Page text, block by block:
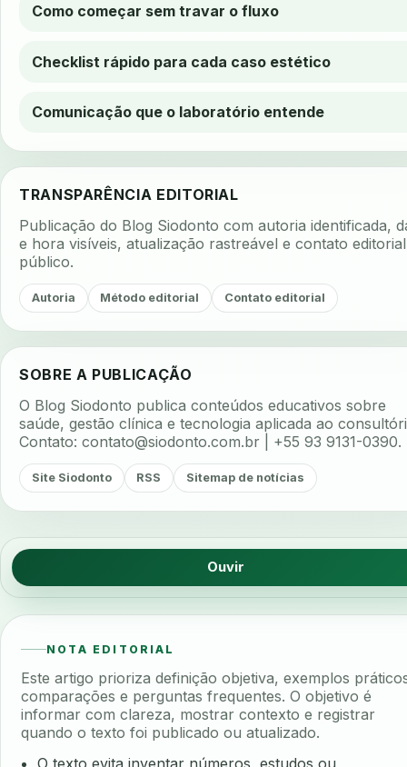
Como começar sem travar o fluxo
Checklist rápido para cada caso estético
Comunicação que o laboratório entende
TRANSPARÊNCIA EDITORIAL
Publicação do Blog Siodonto com autoria identificada,
e hora visíveis, atualização rastreável e contato editorial
público.
Autoria Método editorial Contato editorial
SOBRE A PUBLICAÇÃO
O Blog Siodonto publica conteúdos educativos sobre
saúde, gestão clínica e tecnologia aplicada ao
Contato: contato@siodonto.com.br | +55 93 9131-0390.
Site Siodonto RSS Sitemap de notícias
Ouvir
NOTA EDITORIAL
Este artigo prioriza definição objetiva, exemplos
comparações e perguntas frequentes. O objetivo é
informar com clareza, mostrar contexto e registrar
quando o texto foi publicado ou atualizado.